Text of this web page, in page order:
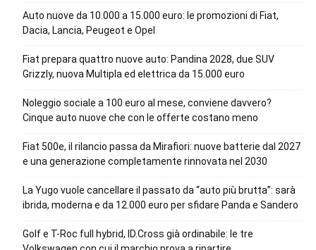
Auto nuove da 10.000 a 15.000 euro: le promozioni di Fiat,
Dacia, Lancia, Peugeot e Opel
Fiat prepara quattro nuove auto: Pandina 2028, due SUV
Grizzly, nuova Multipla ed elettrica da 15.000 euro
Noleggio sociale a 100 euro al mese, conviene davvero?
Cinque auto nuove che con le offerte costano meno
Fiat 500e, il rilancio passa da Mirafiori: nuove batterie dal 2027
e una generazione completamente rinnovata nel 2030
La Yugo vuole cancellare il passato da “auto più brutta”: sarà
ibrida, moderna e da 12.000 euro per sfidare Panda e Sandero
Golf e T-Roc full hybrid, ID.Cross già ordinabile: le tre